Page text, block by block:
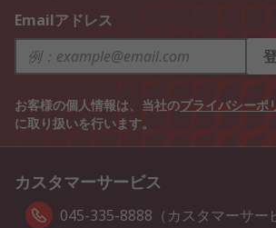
Emailアドレス
お客様の個人情報は、当社のプライバシーポ
に取り扱いを行います。
カスタマーサービス
045-335-8888（カスタマーサー